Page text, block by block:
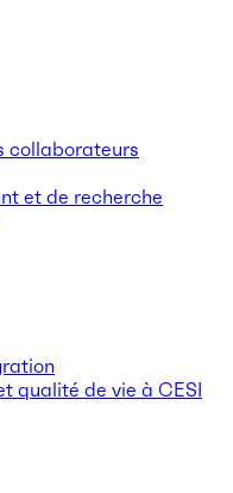
collaborateurs
et de recherche
qualité de vie à CESI